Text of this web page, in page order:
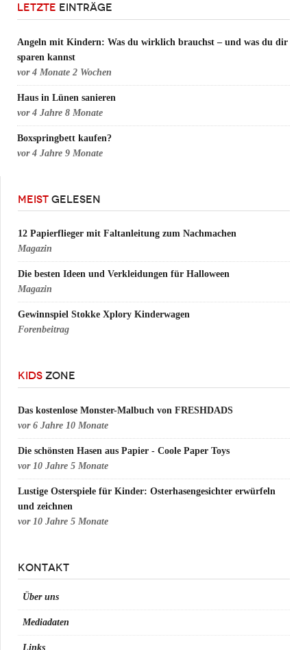
LETZTE EINTRÄGE
Angeln mit Kindern: Was du wirklich brauchst – und was du dir
sparen kannst
vor 4 Monate 2 Wochen
Haus in Lünen sanieren
vor 4 Jahre 8 Monate
Boxspringbett kaufen?
vor 4 Jahre 9 Monate
MEIST GELESEN
12 Papierflieger mit Faltanleitung zum Nachmachen
Magazin
Die besten Ideen und Verkleidungen für Halloween
Magazin
Gewinnspiel Stokke Xplory Kinderwagen
Forenbeitrag
KIDS ZONE
Das kostenlose Monster-Malbuch von FRESHDADS
vor 6 Jahre 10 Monate
Die schönsten Hasen aus Papier - Coole Paper Toys
vor 10 Jahre 5 Monate
Lustige Osterspiele für Kinder: Osterhasengesichter erwürfeln
und zeichnen
vor 10 Jahre 5 Monate
KONTAKT
Über uns
Mediadaten
Links